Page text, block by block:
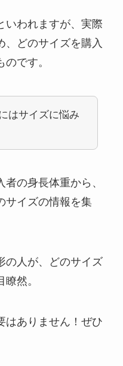
いわれますが、実際
、どのサイズを購入
です。
はサイズに悩み
の身長体重から、
サイズの情報を集
の人が、どのサイズ
然。
はありません！ぜひ